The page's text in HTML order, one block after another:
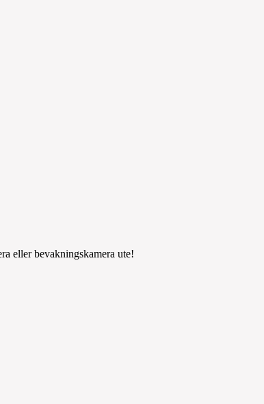
eller bevakningskamera ute!